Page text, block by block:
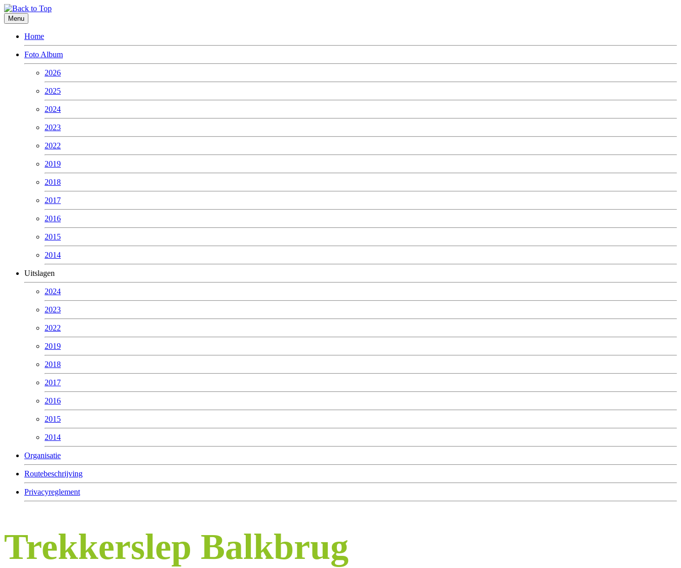
Menu
Home
Foto Album
2026
2025
2024
2023
2022
2019
2018
2017
2016
2015
2014
Uitslagen
2024
2023
2022
2019
2018
2017
2016
2015
2014
Organisatie
Routebeschrijving
Privacyreglement
Trekkerslep Balkbrug